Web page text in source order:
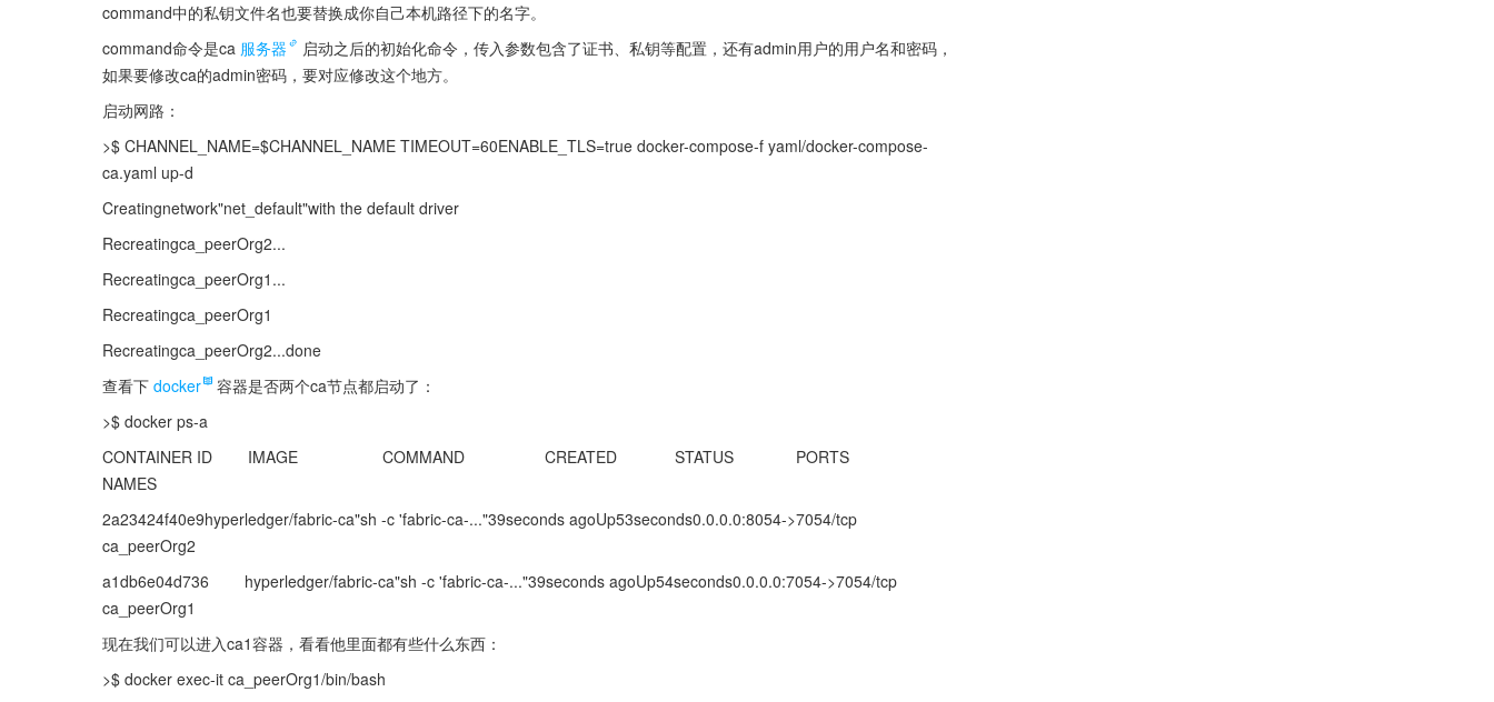
command中的私钥文件名也要替换成你自己本机路径下的名字。
command命令是ca 服务器
启动之后的初始化命令，传入参数包含了证书、私钥等配置，还有admin用户的用户名和密码，
如果要修改ca的admin密码，要对应修改这个地方。
启动网路：
>$ CHANNEL_NAME=$CHANNEL_NAME TIMEOUT=60ENABLE_TLS=true docker-compose-f yaml/docker-compose-
ca.yaml up-d
Creatingnetwork"net_default"with the default driver
Recreatingca_peerOrg2...
Recreatingca_peerOrg1...
Recreatingca_peerOrg1
Recreatingca_peerOrg2...done
查看下 docker
容器是否两个ca节点都启动了：
>$ docker ps-a
CONTAINER ID        IMAGE                   COMMAND                  CREATED             STATUS              PORTS
NAMES
2a23424f40e9hyperledger/fabric-ca"sh -c 'fabric-ca-..."39seconds agoUp53seconds0.0.0.0:8054->7054/tcp
ca_peerOrg2
a1db6e04d736        hyperledger/fabric-ca"sh -c 'fabric-ca-..."39seconds agoUp54seconds0.0.0.0:7054->7054/tcp
ca_peerOrg1
现在我们可以进入ca1容器，看看他里面都有些什么东西：
>$ docker exec-it ca_peerOrg1/bin/bash